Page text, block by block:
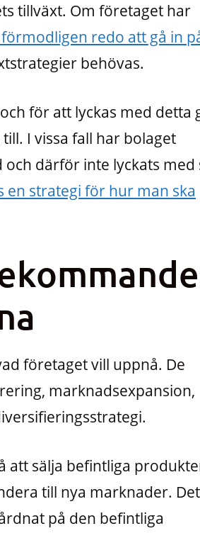
tillväxt. Om företaget har
redo att gå in
behövas.
för att lyckas med detta
I vissa fall har bolaget
därför inte lyckats med
strategi för hur man ska
företaget vill uppnå. De
marknadsexpansion,
att sälja befintliga
till nya marknader.
på den befintliga